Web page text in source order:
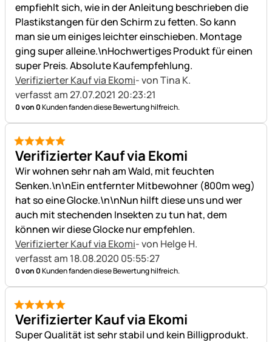
empfiehlt sich, wie in der Anleitung beschrieben die
Plastikstangen für den Schirm zu fetten. So kann
man sie um einiges leichter einschieben. Montage
ging super alleine.\nHochwertiges Produkt für einen
super Preis. Absolute Kaufempfehlung.
Verifizierter Kauf via Ekomi- von Tina K.
verfasst am 27.07.2021 20:23:21
0 von 0Kunden fanden diese Bewertung hilfreich.
5 von 5
Verifizierter Kauf via Ekomi
Wir wohnen sehr nah am Wald, mit feuchten
Senken.\n\nEin entfernter Mitbewohner (800m weg)
hat so eine Glocke.\n\nNun hilft diese uns und wer
auch mit stechenden Insekten zu tun hat, dem
können wir diese Glocke nur empfehlen.
Verifizierter Kauf via Ekomi- von Helge H.
verfasst am 18.08.2020 05:55:27
0 von 0Kunden fanden diese Bewertung hilfreich.
5 von 5
Verifizierter Kauf via Ekomi
Super Qualität ist sehr stabil und kein Billigprodukt.